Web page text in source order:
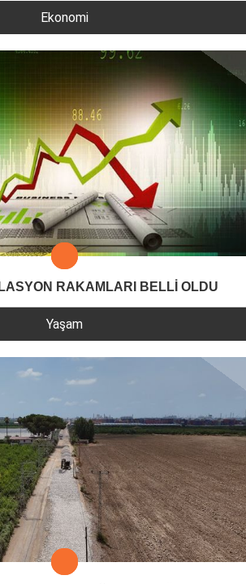
Ekonomi
RAKAMLARI BELLİ OLDU
Yaşam